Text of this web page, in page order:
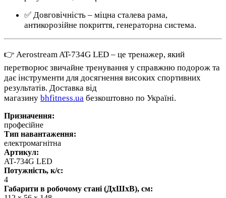
✅ Довговічність – міцна сталева рама,
антикорозійне покриття, генераторна система.
👉 Aerostream AT-734G LED – це тренажер, який
перетворює звичайне тренування у справжню подорож та
дає інструменти для досягнення високих спортивних
результатів. Доставка від
магазину bhfitness.ua безкоштовно по Україні.
Призначення:
професійне
Тип навантаження:
електромагнітна
Артикул:
AT-734G LED
Потужність, к/с:
4
Габарити в робочому стані (ДхШхВ), см: